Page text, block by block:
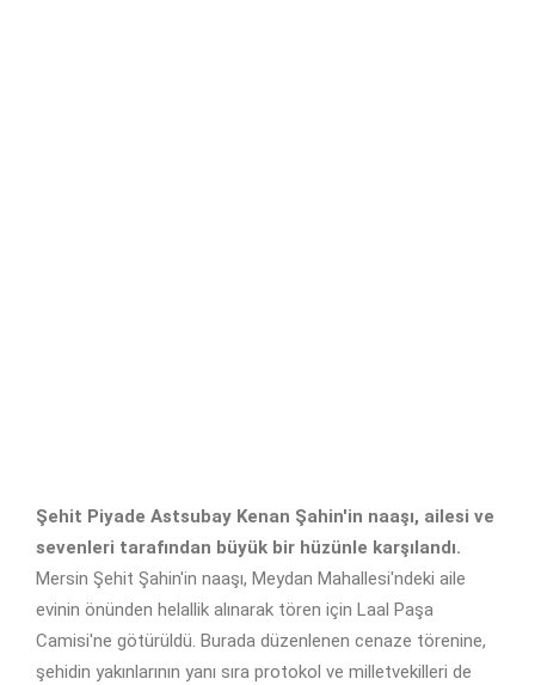
Şehit Piyade Astsubay Kenan Şahin'in naaşı, ailesi ve
sevenleri tarafından büyük bir hüzünle karşılandı.
Mersin Şehit Şahin'in naaşı, Meydan Mahallesi'ndeki aile
evinin önünden helallik alınarak tören için Laal Paşa
Camisi'ne götürüldü. Burada düzenlenen cenaze törenine,
şehidin yakınlarının yanı sıra protokol ve milletvekilleri de